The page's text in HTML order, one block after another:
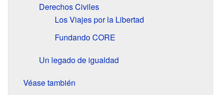
Derechos Civiles
Los Viajes por la Libertad
Fundando CORE
Un legado de igualdad
Véase también